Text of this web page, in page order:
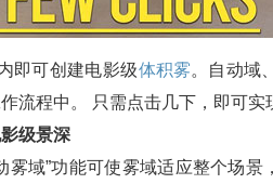
即可创建电影级体积雾。自动域
流程中。 只需点击几下，即可实
级景深
雾域”功能可使雾域适应整个场